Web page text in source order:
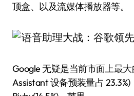
顶盒、以及流媒体播放器等。
Google 无疑是当前市面上最
Assistant 设备预装量占